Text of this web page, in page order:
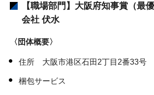
【職場部門】大阪府知事賞（最
会社 伏水
〈団体概要〉
住所 大阪市港区石田2丁目2番33号
梱包サービス